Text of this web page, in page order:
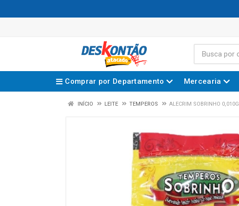
Comprar por Departamento Mercearia
INÍCIO LEITE TEMPEROS ALECRIM SOBRINHO 0,010G